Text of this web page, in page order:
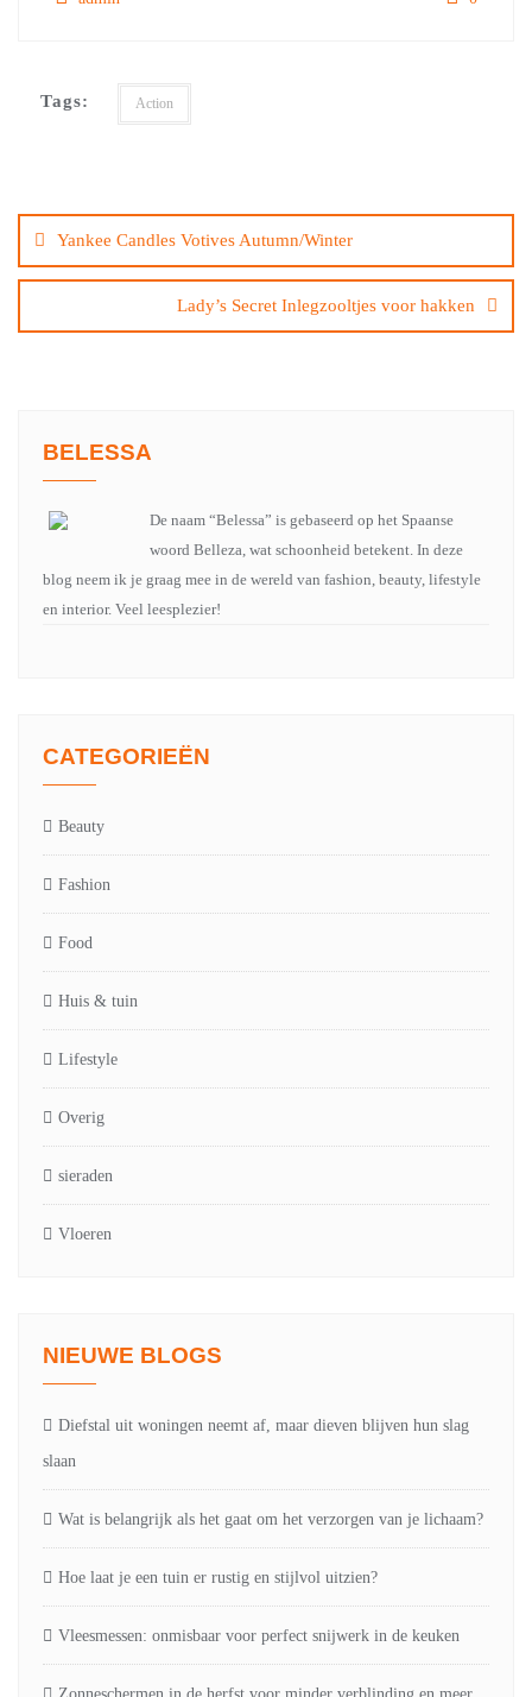
Tags: Action
navigatie
Yankee Candles Votives Autumn/Winter
Lady’s Secret Inlegzooltjes voor hakken
BELESSA
De naam “Belessa” is gebaseerd op het Spaanse
woord Belleza, wat schoonheid betekent. In deze
blog neem ik je graag mee in de wereld van fashion, beauty, lifestyle
en interior. Veel leesplezier!
CATEGORIEËN
Beauty
Fashion
Food
Huis & tuin
Lifestyle
Overig
sieraden
Vloeren
NIEUWE BLOGS
Diefstal uit woningen neemt af, maar dieven blijven hun slag
slaan
Wat is belangrijk als het gaat om het verzorgen van je lichaam?
Hoe laat je een tuin er rustig en stijlvol uitzien?
Vleesmessen: onmisbaar voor perfect snijwerk in de keuken